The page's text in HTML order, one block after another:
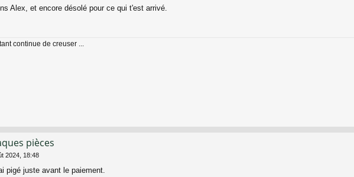
Alex, et encore désolé pour ce qui t'est arrivé.
continue de creuser ...
pièces
2024, 18:48
pigé juste avant le paiement.